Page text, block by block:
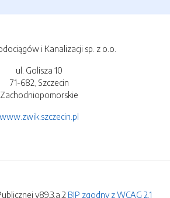
i Kanalizacji sp. z o.o.
ul. Golisza 10
71-682, Szczecin
Zachodniopomorskie
www.zwik.szczecin.pl
v89.3.a.2 BIP zgodny z WCAG 2.1